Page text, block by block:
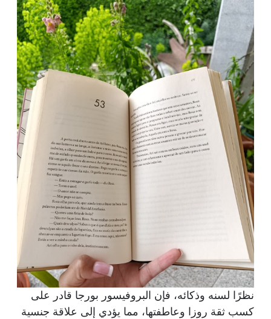
نظرًا لسنه وذكائه، فإن البروفيسور بورجا قادر على
كسب ثقة روزا وعاطفتها، مما يؤدي إلى علاقة جنسية